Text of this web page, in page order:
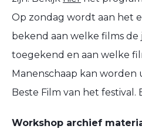
Op zondag wordt aan het
bekend aan welke films
toegekend en aan welke
Manenschaap kan
Beste Film van het festival.
Workshop archief